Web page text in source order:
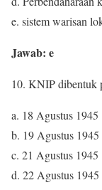
e. sistem warisan
Jawab: e
10. KNIP dibentuk
a. 18 Agustus 1945
b. 19 Agustus 1945
c. 21 Agustus 1945
d. 22 Agustus 1945